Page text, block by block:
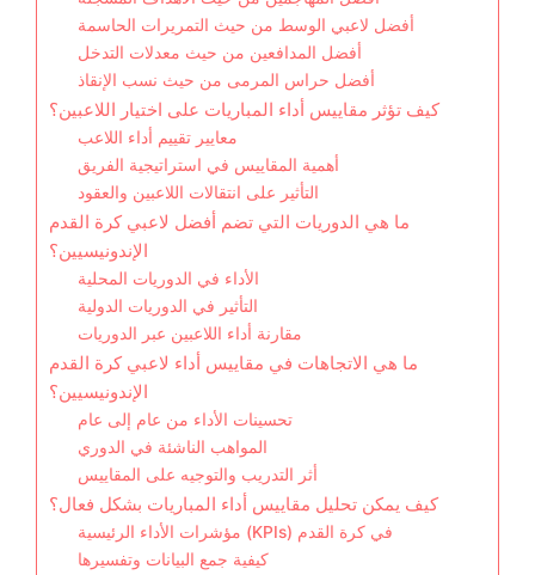
أفضل لاعبي الوسط من حيث التمريرات الحاسمة
أفضل المدافعين من حيث معدلات التدخل
أفضل حراس المرمى من حيث نسب الإنقاذ
كيف تؤثر مقاييس أداء المباريات على اختيار اللاعبين؟
معايير تقييم أداء اللاعب
أهمية المقاييس في استراتيجية الفريق
التأثير على انتقالات اللاعبين والعقود
ما هي الدوريات التي تضم أفضل لاعبي كرة القدم
الإندونيسيين؟
الأداء في الدوريات المحلية
التأثير في الدوريات الدولية
مقارنة أداء اللاعبين عبر الدوريات
ما هي الاتجاهات في مقاييس أداء لاعبي كرة القدم
الإندونيسيين؟
تحسينات الأداء من عام إلى عام
المواهب الناشئة في الدوري
أثر التدريب والتوجيه على المقاييس
كيف يمكن تحليل مقاييس أداء المباريات بشكل فعال؟
مؤشرات الأداء الرئيسية (KPIs) في كرة القدم
كيفية جمع البيانات وتفسيرها